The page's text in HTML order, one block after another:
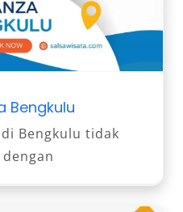
Bengkulu
Bengkulu tidak